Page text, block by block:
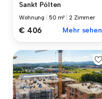
Sankt Pölten
Wohnung 50 m² |2 Zimmer
€ 406 Mehr sehen